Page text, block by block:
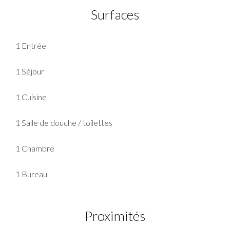
Surfaces
1 Entrée
1 Séjour
1 Cuisine
1 Salle de douche / toilettes
1 Chambre
1 Bureau
Proximités